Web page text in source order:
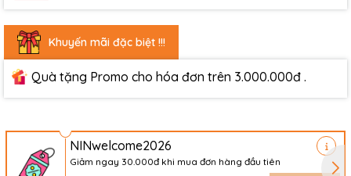
Khuyến mãi đặc biệt !!!
Quà tặng Promo cho hóa đơn trên 3.000.000đ .
NINwelcome2026
Giảm ngay 30.000đ khi mua đơn hàng đầu tiên